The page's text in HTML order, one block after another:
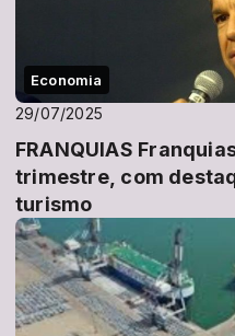
Economia
29/07/2025
FRANQUIAS
trimestre, com
turismo